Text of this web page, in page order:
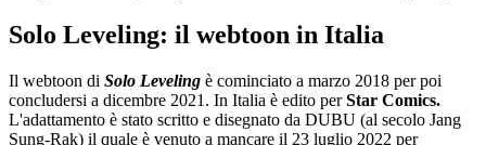
Solo Leveling: il webtoon in Italia
Il webtoon di Solo Leveling è cominciato a marzo 2018 per poi
concludersi a dicembre 2021. In Italia è edito perStar Comics.
L'adattamento è stato scritto e disegnato da DUBU (al secolo Jang
Sung-Rak) il quale è venuto a mancare il 23 luglio 2022 per